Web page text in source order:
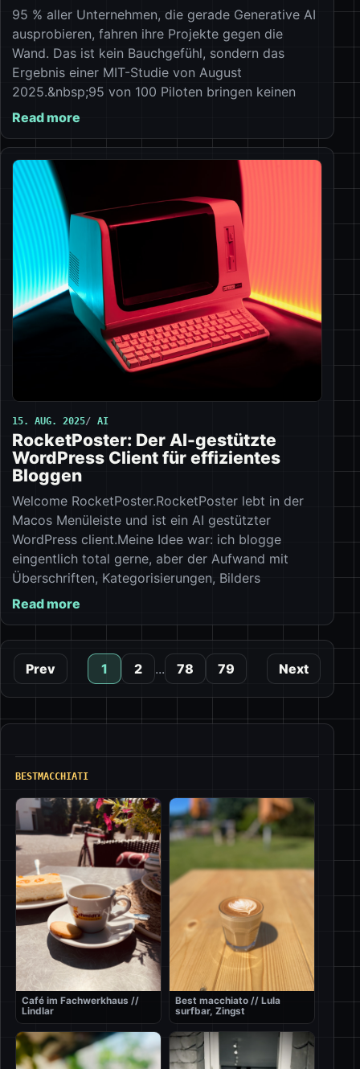
95 % aller Unternehmen, die gerade Generative AI
ausprobieren, fahren ihre Projekte gegen die
Wand. Das ist kein Bauchgefühl, sondern das
Ergebnis einer MIT-Studie von August
2025.&nbsp;95 von 100 Piloten bringen keinen
Read more
15. AUG. 2025 AI
RocketPoster: Der AI-gestützte
WordPress Client für effizientes
Bloggen
Welcome RocketPoster.RocketPoster lebt in der
Macos Menüleiste und ist ein AI gestützter
WordPress client.Meine Idee war: ich blogge
eingentlich total gerne, aber der Aufwand mit
Überschriften, Kategorisierungen, Bilders
Read more
Prev 1 2 ... 78 79 Next
BESTMACCHIATI
Café im Fachwerkhaus //
Lindlar
Best macchiato // Lula
surfbar, Zingst